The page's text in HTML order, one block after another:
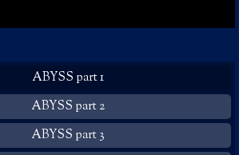
ABYSS part 1
ABYSS part 2
ABYSS part 3